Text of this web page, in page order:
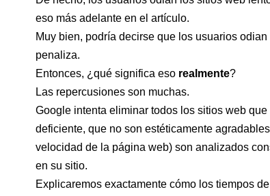
eso más adelante en el artículo.
Muy bien, podría decirse que los usuarios
penaliza.
Entonces, ¿qué significa eso realmente?
Las repercusiones son muchas.
Google intenta eliminar todos los sitios web
deficiente, que no son estéticamente
velocidad de la página web) son analizados
en su sitio.
Explicaremos exactamente cómo los tiempos